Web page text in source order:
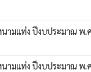
ามแท่ง ปีงบประมาณ พ.
ามแท่ง ปีงบประมาณ พ.